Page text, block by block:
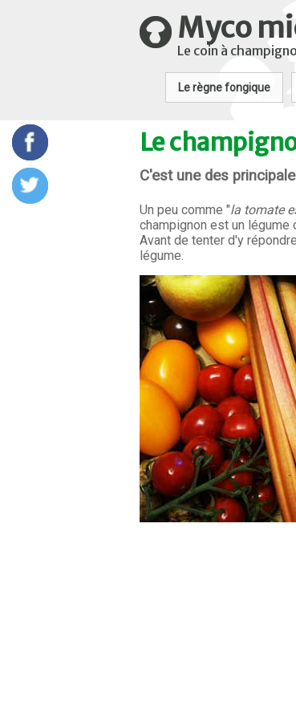
Myco
Le coin à
Le règne fongique
Le
C'est une des
Un peu comme "la tomate
champignon est un légume
Avant de tenter d'y
légume.